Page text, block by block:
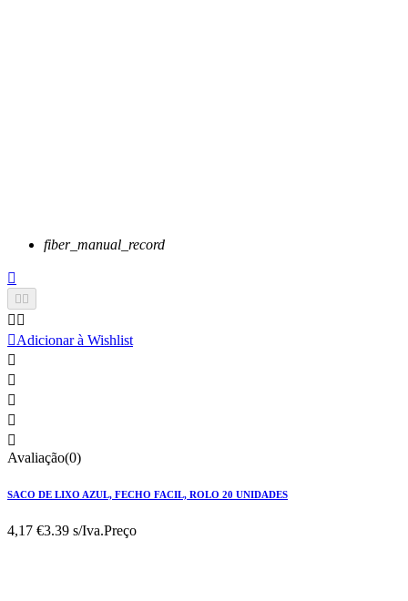
fiber_manual_record


 
Adicionar à Wishlist





Avaliação(0)
SACO DE LIXO AZUL, FECHO FACIL, ROLO 20 UNIDADES
4,17 €3.39 s/Iva.Preço